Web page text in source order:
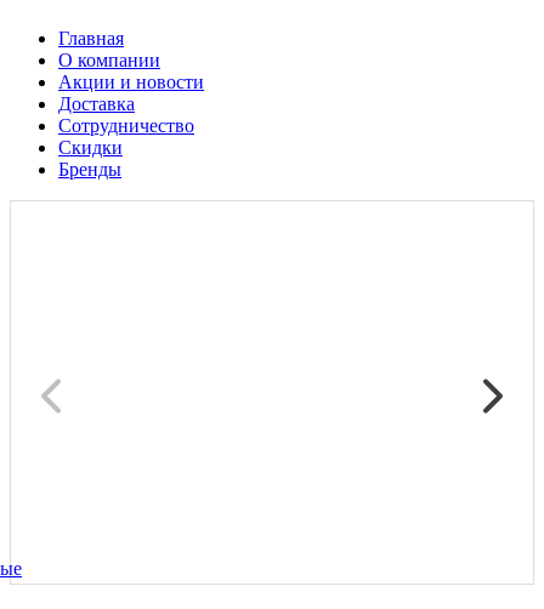
Главная
О компании
Акции и новости
Доставка
Сотрудничество
Скидки
Бренды